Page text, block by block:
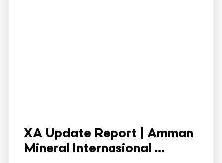
XA Update Report | Amman
Mineral Internasional ...